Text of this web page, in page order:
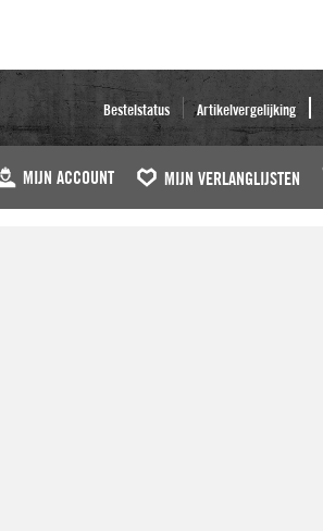
Bestelstatus Artikelvergelijking
MIJN ACCOUNT MIJN VERLANGLIJSTEN